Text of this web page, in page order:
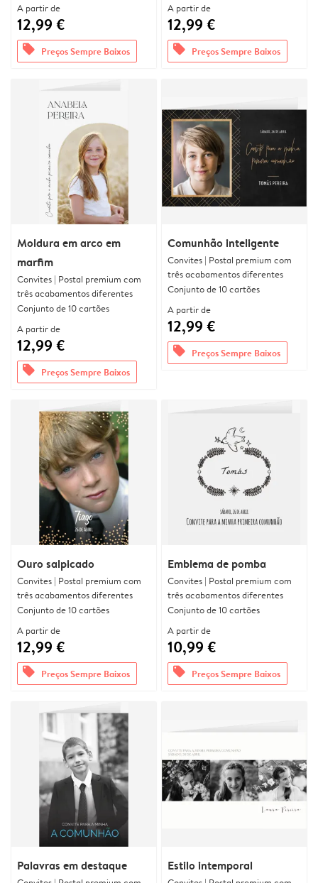
A partir de
12,99 €
offers Preços Sempre Baixos
A partir de
12,99 €
offers Preços Sempre Baixos
Moldura em arco em
marfim
Convites | Postal premium com
três acabamentos diferentes
Conjunto de 10 cartões
A partir de
12,99 €
offers Preços Sempre Baixos
Comunhão inteligente
Convites | Postal premium com
três acabamentos diferentes
Conjunto de 10 cartões
A partir de
12,99 €
offers Preços Sempre Baixos
Ouro salpicado
Convites | Postal premium com
três acabamentos diferentes
Conjunto de 10 cartões
A partir de
12,99 €
offers Preços Sempre Baixos
Emblema de pomba
Convites | Postal premium com
três acabamentos diferentes
Conjunto de 10 cartões
A partir de
10,99 €
offers Preços Sempre Baixos
Palavras em destaque Estilo intemporal